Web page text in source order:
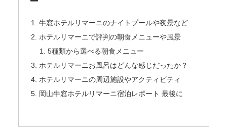
牛窓ホテルリマーニのナイトプールや夜景など
ホテルリマーニで評判の朝食メニューや風景
5種類から選べる朝食メニュー
ホテルリマーニお風呂はどんな感じだったか？
ホテルリマーニの周辺施設やアクティビティ
岡山牛窓ホテルリマーニ宿泊レポート 最後に